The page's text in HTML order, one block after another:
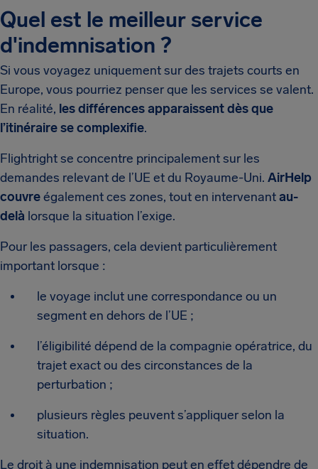
Quel est le meilleur service
d'indemnisation ?
Si vous voyagez uniquement sur des trajets courts en
Europe, vous pourriez penser que les services se valent.
En réalité, les différences apparaissent dès que
l’itinéraire se complexifie.
Flightright se concentre principalement sur les
demandes relevant de l’UE et du Royaume-Uni. AirHelp
couvreégalement ces zones, tout en intervenantau-
delà lorsque la situation l’exige.
Pour les passagers, cela devient particulièrement
important lorsque :
le voyage inclut une correspondance ou un
segment en dehors de l’UE ;
l’éligibilité dépend de la compagnie opératrice, du
trajet exact ou des circonstances de la
perturbation ;
plusieurs règles peuvent s’appliquer selon la
situation.
Le droit à une indemnisation peut en effet dépendre de